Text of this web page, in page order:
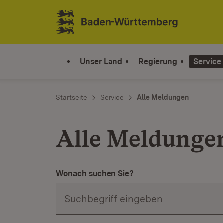
Zum Inhalt springen
Link zur Startseite
Unser Land Regierung Service
Startseite Service Alle Meldungen
Alle
Wonach suchen Sie?